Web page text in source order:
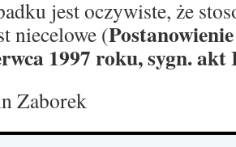
jest oczywiste, że
niecelowe (
1997 roku, sygn.
Zaborek